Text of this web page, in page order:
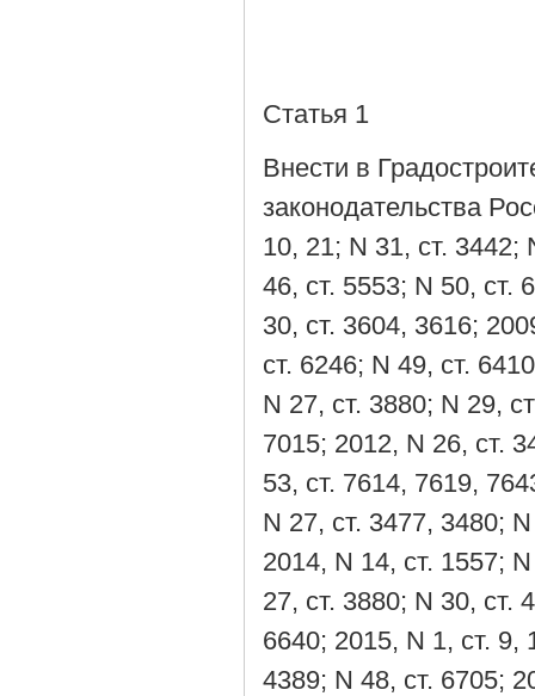
Статья 1
Внести в
законодательства
10, 21; N 31, ст. 3442;
46, ст. 5553; N 50, ст.
30, ст. 3604, 3616;
ст. 6246; N 49, ст.
N 27, ст. 3880; N 29,
7015; 2012, N 26, ст.
53, ст. 7614, 7619,
N 27, ст. 3477, 3480;
2014, N 14, ст. 1557;
27, ст. 3880; N 30, ст.
6640; 2015, N 1, ст. 9,
4389; N 48, ст. 6705;